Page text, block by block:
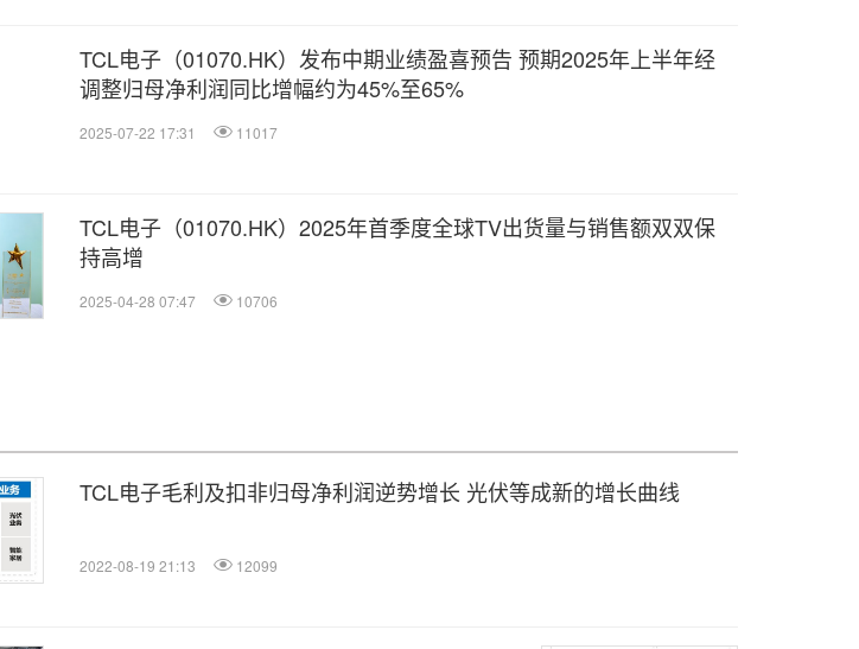
TCL电子（01070.HK）发布中期业绩盈喜预告 预期2025年上半年经
调整归母净利润同比增幅约为45%至65%
2025-07-22 17:31 11017
TCL电子（01070.HK）2025年首季度全球TV出货量与销售额双双保
持高增
2025-04-28 07:47 10706
TCL电子毛利及扣非归母净利润逆势增长 光伏等成新的增长曲线
2022-08-19 21:13 12099